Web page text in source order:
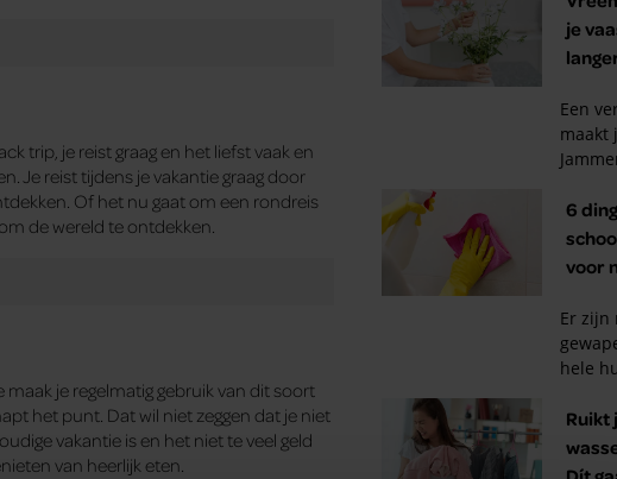
trip, je reist graag en het liefst vaak en
Je reist tijdens je vakantie graag door
Of het nu gaat om een rondreis
de wereld te ontdekken.
je regelmatig gebruik van dit soort
het punt. Dat wil niet zeggen dat je niet
vakantie is en het niet te veel geld
van heerlijk eten.